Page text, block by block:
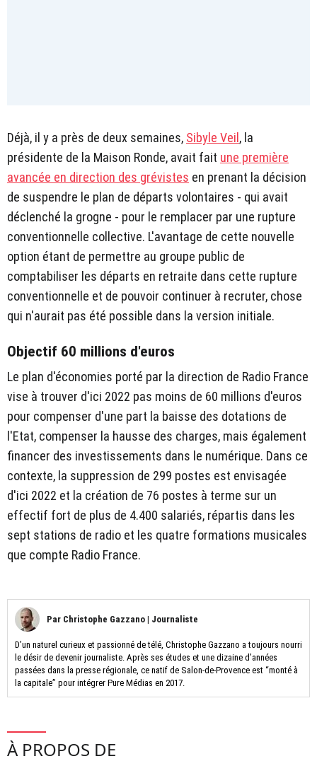
Déjà, il y a près de deux semaines, Sibyle Veil , la
présidente de la Maison Ronde, avait fait une première
avancée en direction des grévistes en prenant la décision
de suspendre le plan de départs volontaires - qui avait
déclenché la grogne - pour le remplacer par une rupture
conventionnelle collective. L'avantage de cette nouvelle
option étant de permettre au groupe public de
comptabiliser les départs en retraite dans cette rupture
conventionnelle et de pouvoir continuer à recruter, chose
qui n'aurait pas été possible dans la version initiale.
Objectif 60 millions d'euros
Le plan d'économies porté par la direction de Radio France
vise à trouver d'ici 2022 pas moins de 60 millions d'euros
pour compenser d'une part la baisse des dotations de
l'Etat, compenser la hausse des charges, mais également
financer des investissements dans le numérique. Dans ce
contexte, la suppression de 299 postes est envisagée
d'ici 2022 et la création de 76 postes à terme sur un
effectif fort de plus de 4.400 salariés, répartis dans les
sept stations de radio et les quatre formations musicales
que compte Radio France.
Par Christophe Gazzano | Journaliste
D’un naturel curieux et passionné de télé, Christophe Gazzano a toujours nourri
le désir de devenir journaliste. Après ses études et une dizaine d’années
passées dans la presse régionale, ce natif de Salon-de-Provence est “monté à
la capitale” pour intégrer Pure Médias en 2017.
À PROPOS DE